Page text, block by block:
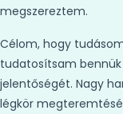
megszereztem.
Célom, hogy
tudatosítsam
jelentőségét. Nagy
légkör